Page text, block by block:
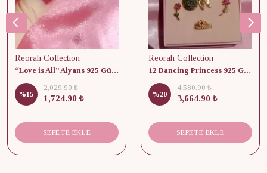
Reorah Collection
“Love is All” Alyans 925 Gümüş - Medium Beden
%15
2,029.90 ₺
1,724.90 ₺
SEPETE EKLE
Reorah Collection
12 Dancing Princess 925 Gümüş/ Kolye, Küpe ve Yüzük Set
%20
4,580.90 ₺
3,664.90 ₺
SEPETE EKLE